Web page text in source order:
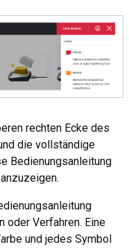
rechten Ecke des
die vollständige
Bedienungsanleitung
oder Verfahren. Eine
und jedes Symbol